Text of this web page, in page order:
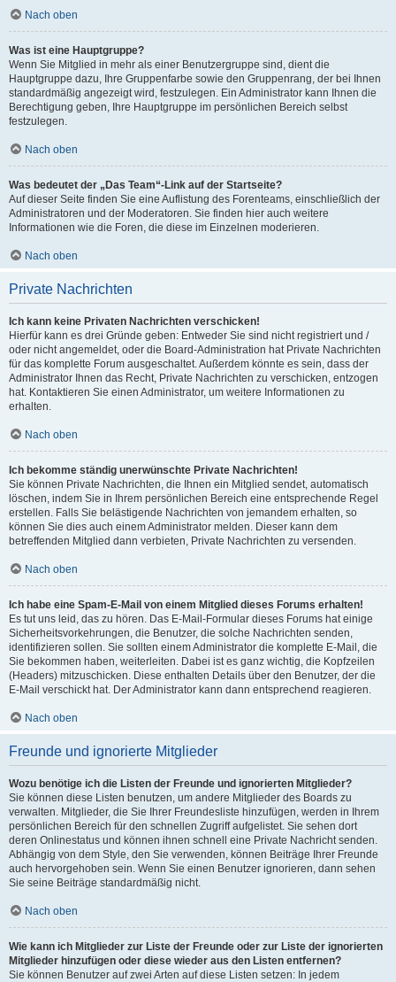
Nach oben
Was ist eine Hauptgruppe?
Wenn Sie Mitglied in mehr als einer Benutzergruppe sind, dient die
Hauptgruppe dazu, Ihre Gruppenfarbe sowie den Gruppenrang, der bei Ihnen
standardmäßig angezeigt wird, festzulegen. Ein Administrator kann Ihnen die
Berechtigung geben, Ihre Hauptgruppe im persönlichen Bereich selbst
festzulegen.
Nach oben
Was bedeutet der „Das Team“-Link auf der Startseite?
Auf dieser Seite finden Sie eine Auflistung des Forenteams, einschließlich der
Administratoren und der Moderatoren. Sie finden hier auch weitere
Informationen wie die Foren, die diese im Einzelnen moderieren.
Nach oben
Private Nachrichten
Ich kann keine Privaten Nachrichten verschicken!
Hierfür kann es drei Gründe geben: Entweder Sie sind nicht registriert und /
oder nicht angemeldet, oder die Board-Administration hat Private Nachrichten
für das komplette Forum ausgeschaltet. Außerdem könnte es sein, dass der
Administrator Ihnen das Recht, Private Nachrichten zu verschicken, entzogen
hat. Kontaktieren Sie einen Administrator, um weitere Informationen zu
erhalten.
Nach oben
Ich bekomme ständig unerwünschte Private Nachrichten!
Sie können Private Nachrichten, die Ihnen ein Mitglied sendet, automatisch
löschen, indem Sie in Ihrem persönlichen Bereich eine entsprechende Regel
erstellen. Falls Sie belästigende Nachrichten von jemandem erhalten, so
können Sie dies auch einem Administrator melden. Dieser kann dem
betreffenden Mitglied dann verbieten, Private Nachrichten zu versenden.
Nach oben
Ich habe eine Spam-E-Mail von einem Mitglied dieses Forums erhalten!
Es tut uns leid, das zu hören. Das E-Mail-Formular dieses Forums hat einige
Sicherheitsvorkehrungen, die Benutzer, die solche Nachrichten senden,
identifizieren sollen. Sie sollten einem Administrator die komplette E-Mail, die
Sie bekommen haben, weiterleiten. Dabei ist es ganz wichtig, die Kopfzeilen
(Headers) mitzuschicken. Diese enthalten Details über den Benutzer, der die
E-Mail verschickt hat. Der Administrator kann dann entsprechend reagieren.
Nach oben
Freunde und ignorierte Mitglieder
Wozu benötige ich die Listen der Freunde und ignorierten Mitglieder?
Sie können diese Listen benutzen, um andere Mitglieder des Boards zu
verwalten. Mitglieder, die Sie Ihrer Freundesliste hinzufügen, werden in Ihrem
persönlichen Bereich für den schnellen Zugriff aufgelistet. Sie sehen dort
deren Onlinestatus und können ihnen schnell eine Private Nachricht senden.
Abhängig von dem Style, den Sie verwenden, können Beiträge Ihrer Freunde
auch hervorgehoben sein. Wenn Sie einen Benutzer ignorieren, dann sehen
Sie seine Beiträge standardmäßig nicht.
Nach oben
Wie kann ich Mitglieder zur Liste der Freunde oder zur Liste der ignorierten
Mitglieder hinzufügen oder diese wieder aus den Listen entfernen?
Sie können Benutzer auf zwei Arten auf diese Listen setzen: In jedem